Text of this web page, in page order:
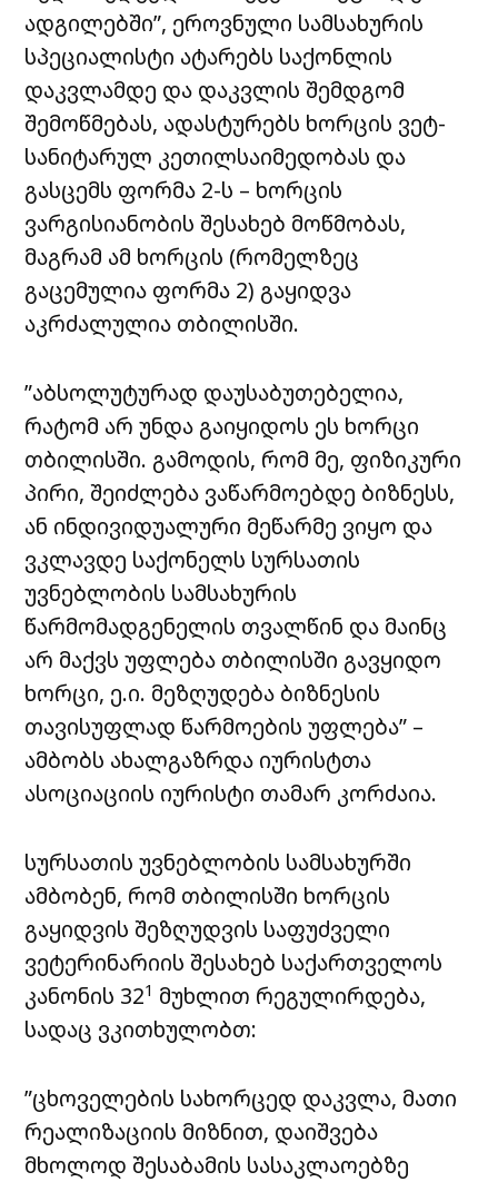
ადგილებში”, ეროვნული სამსახურის
სპეციალისტი ატარებს საქონლის
დაკვლამდე და დაკვლის შემდგომ
შემოწმებას, ადასტურებს ხორცის ვეტ-
სანიტარულ კეთილსაიმედობას და
გასცემს ფორმა 2-ს – ხორცის
ვარგისიანობის შესახებ მოწმობას,
მაგრამ ამ ხორცის (რომელზეც
გაცემულია ფორმა 2) გაყიდვა
აკრძალულია თბილისში.
”აბსოლუტურად დაუსაბუთებელია,
რატომ არ უნდა გაიყიდოს ეს ხორცი
თბილისში. გამოდის, რომ მე, ფიზიკური
პირი, შეიძლება ვაწარმოებდე ბიზნესს,
ან ინდივიდუალური მეწარმე ვიყო და
ვკლავდე საქონელს სურსათის
უვნებლობის სამსახურის
წარმომადგენელის თვალწინ და მაინც
არ მაქვს უფლება თბილისში გავყიდო
ხორცი, ე.ი. მეზღუდება ბიზნესის
თავისუფლად წარმოების უფლება” –
ამბობს ახალგაზრდა იურისტთა
ასოციაციის იურისტი თამარ კორძაია.
სურსათის უვნებლობის სამსახურში
ამბობენ, რომ თბილისში ხორცის
გაყიდვის შეზღუდვის საფუძველი
ვეტერინარიის შესახებ საქართველოს
კანონის 321 მუხლით რეგულირდება,
სადაც ვკითხულობთ:
”ცხოველების სახორცედ დაკვლა, მათი
რეალიზაციის მიზნით, დაიშვება
მხოლოდ შესაბამის სასაკლაოებზე